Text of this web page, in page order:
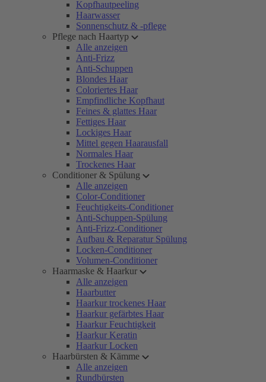
Kopfhautpeeling
Haarwasser
Sonnenschutz & -pflege
Pflege nach Haartyp
Alle anzeigen
Anti-Frizz
Anti-Schuppen
Blondes Haar
Coloriertes Haar
Empfindliche Kopfhaut
Feines & glattes Haar
Fettiges Haar
Lockiges Haar
Mittel gegen Haarausfall
Normales Haar
Trockenes Haar
Conditioner & Spülung
Alle anzeigen
Color-Conditioner
Feuchtigkeits-Conditioner
Anti-Schuppen-Spülung
Anti-Frizz-Conditioner
Aufbau & Reparatur Spülung
Locken-Conditioner
Volumen-Conditioner
Haarmaske & Haarkur
Alle anzeigen
Haarbutter
Haarkur trockenes Haar
Haarkur gefärbtes Haar
Haarkur Feuchtigkeit
Haarkur Keratin
Haarkur Locken
Haarbürsten & Kämme
Alle anzeigen
Rundbürsten